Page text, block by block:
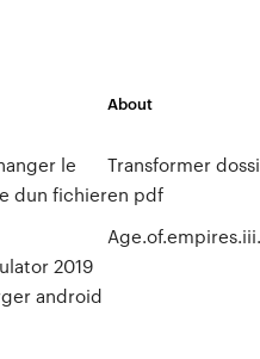
le
dun fichier
2019
android
About
Transformer
en pdf